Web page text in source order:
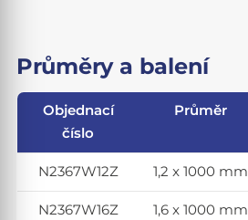
Průměry a balení
Objednací
číslo
Průměr
N2367W12Z 1,2 x 1000 mm
N2367W16Z 1,6 x 1000 mm